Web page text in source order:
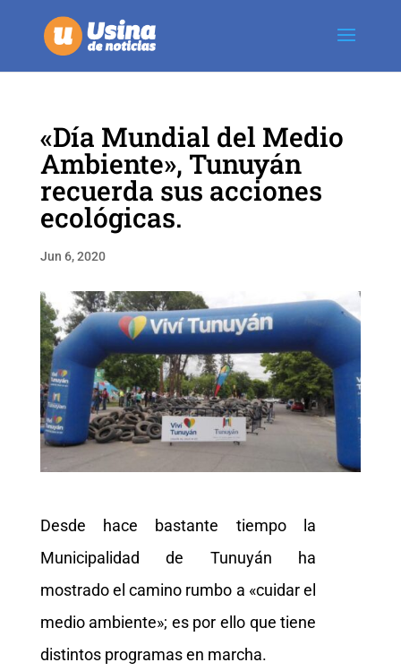
«Día Mundial del Medio
Ambiente», Tunuyán
recuerda sus acciones
ecológicas.
Jun 6, 2020
Desde hace bastante tiempo la
Municipalidad de Tunuyán ha
mostrado el camino rumbo a «cuidar el
medio ambiente»; es por ello que tiene
distintos programas en marcha.